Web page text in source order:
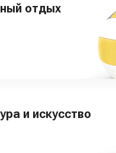
отдых
и искусство